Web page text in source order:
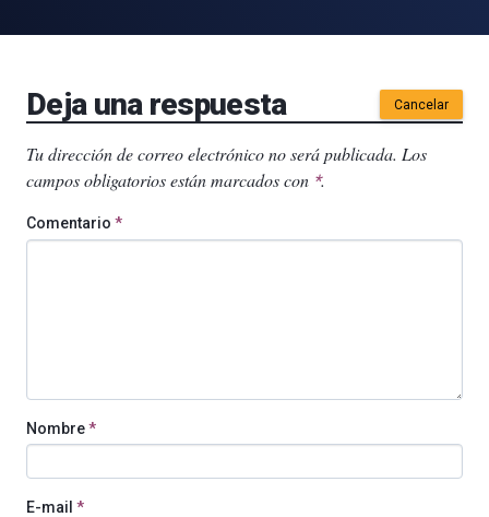
Deja una respuesta Cancelar
Tu dirección de correo electrónico no será publicada. Los
campos obligatorios están marcados con *.
Comentario *
Nombre*
E-mail *